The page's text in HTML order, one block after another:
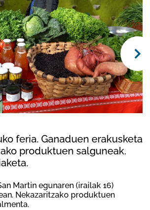
feria. Ganaduen erakusketa
produktuen salguneak.
Martin egunaren (irailak 16)
Nekazaritzako produktuen